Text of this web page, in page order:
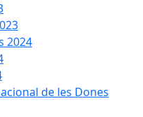
2024
de les Dones